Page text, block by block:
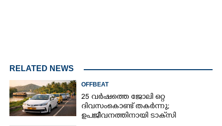
RELATED NEWS
OFFBEAT
25 വർഷത്തെ ജോലി ഒറ്റ
ദിവസംകൊണ്ട് തകർന്നു;
ഉപജീവനത്തിനായി ടാക്‌സി